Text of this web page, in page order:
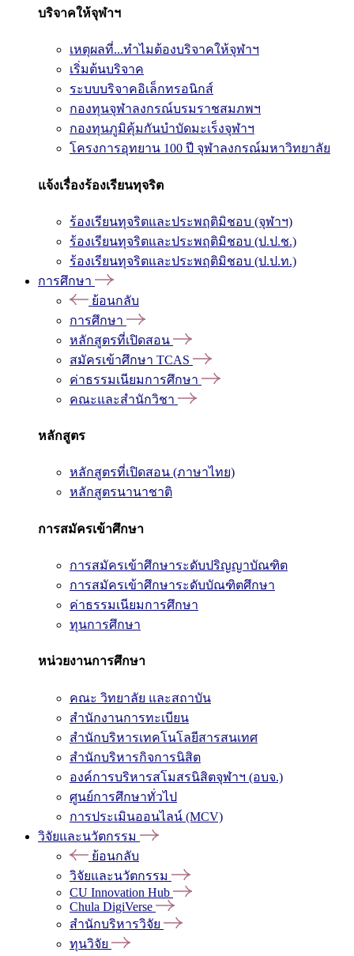
บริจาคให้จุฬาฯ
เหตุผลที่...ทำไมต้องบริจาคให้จุฬาฯ
เริ่มต้นบริจาค
ระบบบริจาคอิเล็กทรอนิกส์
กองทุนจุฬาลงกรณ์บรมราชสมภพฯ
กองทุนภูมิคุ้มกันบำบัดมะเร็งจุฬาฯ
โครงการอุทยาน 100 ปี จุฬาลงกรณ์มหาวิทยาลัย
แจ้งเรื่องร้องเรียนทุจริต
ร้องเรียนทุจริตและประพฤติมิชอบ (จุฬาฯ)
ร้องเรียนทุจริตและประพฤติมิชอบ (ป.ป.ช.)
ร้องเรียนทุจริตและประพฤติมิชอบ (ป.ป.ท.)
การศึกษา
ย้อนกลับ
การศึกษา
หลักสูตรที่เปิดสอน
สมัครเข้าศึกษา TCAS
ค่าธรรมเนียมการศึกษา
คณะและสำนักวิชา
หลักสูตร
หลักสูตรที่เปิดสอน (ภาษาไทย)
หลักสูตรนานาชาติ
การสมัครเข้าศึกษา
การสมัครเข้าศึกษาระดับปริญญาบัณฑิต
การสมัครเข้าศึกษาระดับบัณฑิตศึกษา
ค่าธรรมเนียมการศึกษา
ทุนการศึกษา
หน่วยงานการศึกษา
คณะ วิทยาลัย และสถาบัน
สำนักงานการทะเบียน
สำนักบริหารเทคโนโลยีสารสนเทศ
สำนักบริหารกิจการนิสิต
องค์การบริหารสโมสรนิสิตจุฬาฯ (อบจ.)
ศูนย์การศึกษาทั่วไป
การประเมินออนไลน์ (MCV)
วิจัยและนวัตกรรม
ย้อนกลับ
วิจัยและนวัตกรรม
CU Innovation Hub
Chula DigiVerse
สำนักบริหารวิจัย
ทุนวิจัย